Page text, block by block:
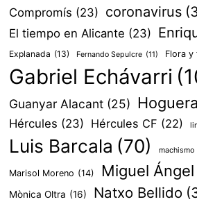
Compromís (23) coronavirus
El tiempo en Alicante (23)
Explanada (13) Fernando Sepulcre (11) Flora y
Gabriel Echávarri
Guanyar Alacant (25)
Hércules (23) Hércules CF (22)
Luis Barcala (70) machismo
Marisol Moreno (14) Miguel
Mònica Oltra (16) Natxo Bellido